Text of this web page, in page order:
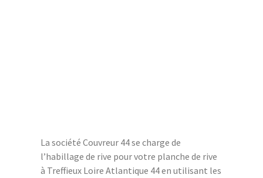
La société Couvreur 44 se charge de
l’habillage de rive pour votre planche de rive
à Treffieux Loire Atlantique 44 en utilisant les